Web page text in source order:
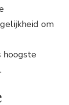
om
hoogste